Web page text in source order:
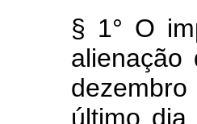
§ 1° O
último